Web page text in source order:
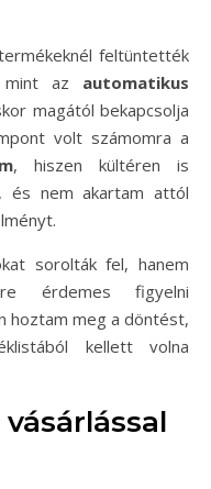
feltüntették
mint az automatikus
magától bekapcsolja
volt számomra a
, hiszen kültéren is
és nem akartam attól
sorolták fel, hanem
érdemes figyelni
hoztam meg a döntést,
kellett volna